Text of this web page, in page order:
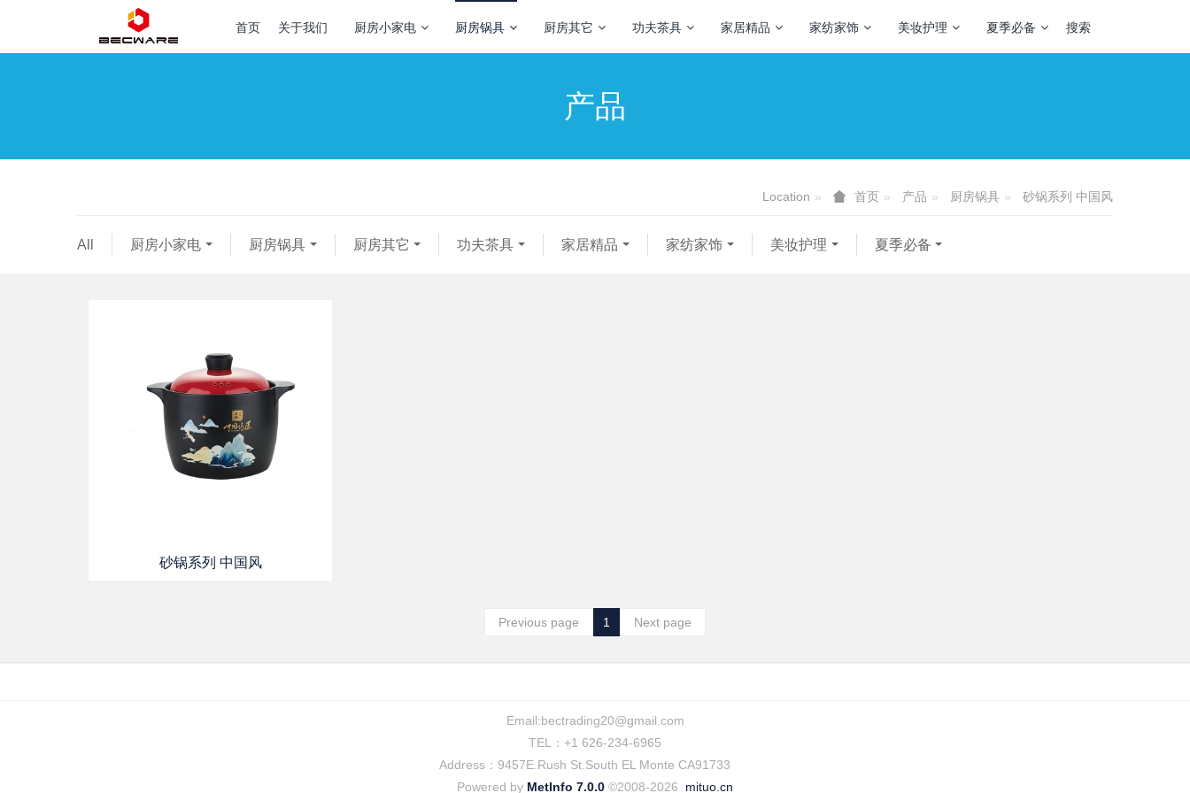
首页 关于我们 厨房小家电 厨房锅具 厨房其它 功夫茶具 家居精品 家纺家饰 美妆护理 夏季必备 搜索
产品
Location 首页 产品 厨房锅具 砂锅系列 中国风
All 厨房小家电 厨房锅具 厨房其它 功夫茶具 家居精品 家纺家饰 美妆护理 夏季必备
砂锅系列 中国风
Previous page 1 Next page
Email:bectrading20@gmail.com
TEL：+1 626-234-6965
Address：9457E.Rush St.South EL Monte CA91733
Powered by MetInfo 7.0.0 ©2008-2026 mituo.cn